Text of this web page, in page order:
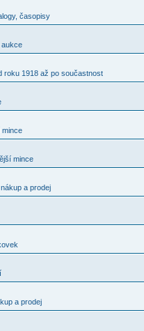
časopisy
aukce
roku 1918 až po součastnost
mince
mince
a prodej
a prodej